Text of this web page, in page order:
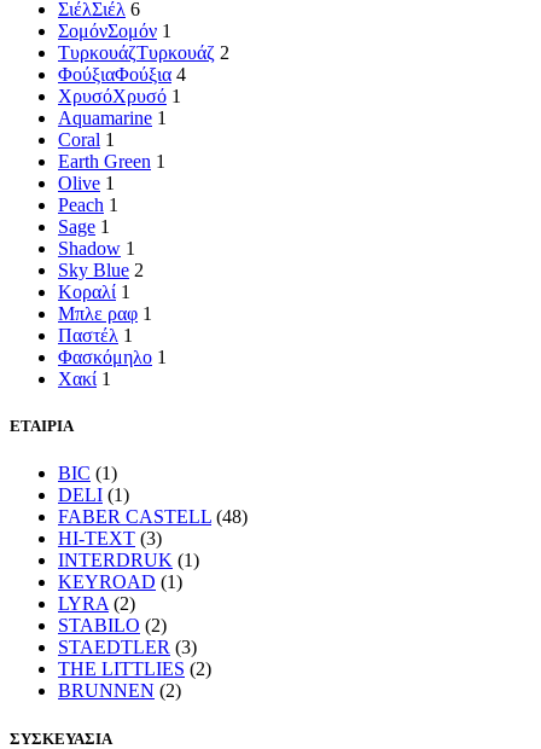
ΣιέλΣιέλ 6
ΣομόνΣομόν 1
ΤυρκουάζΤυρκουάζ 2
ΦούξιαΦούξια 4
ΧρυσόΧρυσό 1
Aquamarine 1
Coral 1
Earth Green 1
Olive 1
Peach 1
Sage 1
Shadow 1
Sky Blue 2
Κοραλί 1
Μπλε ραφ 1
Παστέλ 1
Φασκόμηλο 1
Χακί 1
ΕΤΑΙΡΙΑ
BIC (1)
DELI (1)
FABER CASTELL (48)
HI-TEXT (3)
INTERDRUK (1)
KEYROAD (1)
LYRA (2)
STABILO (2)
STAEDTLER (3)
THE LITTLIES (2)
BRUNNEN (2)
ΣΥΣΚΕΥΑΣΙΑ